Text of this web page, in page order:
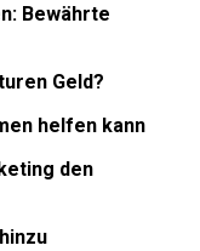
Bewährte
Geld?
helfen kann
den